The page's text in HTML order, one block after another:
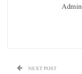
Admin
NEXT POST